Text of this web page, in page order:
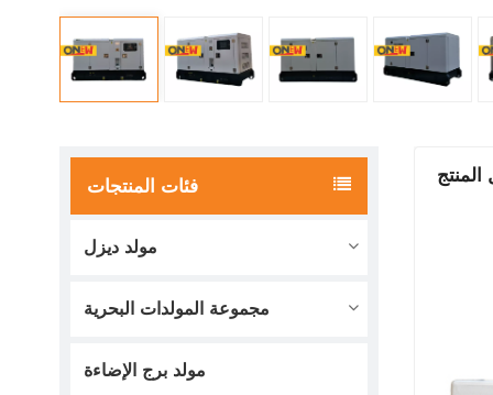
فئات المنتجات
مولد ديزل
مجموعة المولدات البحرية
مولد برج الإضاءة